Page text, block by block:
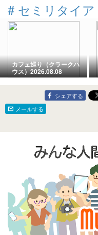
# セミリタイア
カフェ巡り（クラークハ
ウス）2026.08.08
シェアする
メールする